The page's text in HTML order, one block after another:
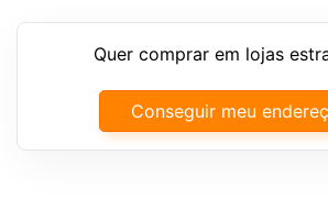
Quer comprar em lojas
Conseguir meu